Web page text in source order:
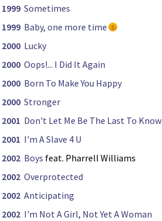
1999 Sometimes
1999 Baby, one more time
2000 Lucky
2000 Oops!... I Did It Again
2000 Born To Make You Happy
2000 Stronger
2001 Don't Let Me Be The Last To Know
2001 I'm A Slave 4 U
2002 Boys feat. Pharrell Williams
2002 Overprotected
2002 Anticipating
2002 I'm Not A Girl, Not Yet A Woman